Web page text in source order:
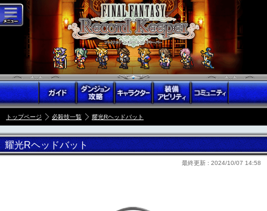
トップページ 必殺技一覧 耀光Rヘッドバット
耀光Rヘッドバット
最終更新 : 2024/10/07 14:58